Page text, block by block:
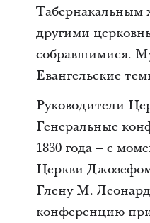
Табернакальным
другими
собравшимися.
Евангельские
Руководители
Генеральные
1830 года – с
Церкви
Глену М.
конференцию